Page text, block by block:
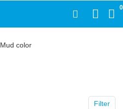
0
‎Mud color
Filter